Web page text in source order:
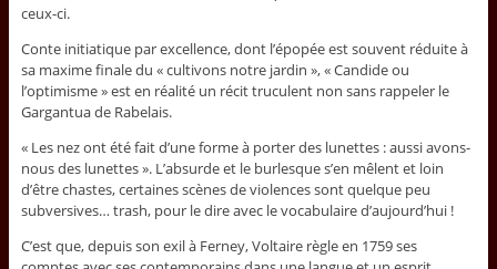
ceux-ci.
Conte initiatique par excellence, dont l’épopée est souvent réduite à
sa maxime finale du « cultivons notre jardin », « Candide ou
l’optimisme » est en réalité un récit truculent non sans rappeler le
Gargantua de Rabelais.
« Les nez ont été fait d’une forme à porter des lunettes : aussi avons-
nous des lunettes ». L’absurde et le burlesque s’en mêlent et loin
d’être chastes, certaines scènes de violences sont quelque peu
subversives… trash, pour le dire avec le vocabulaire d’aujourd’hui !
C’est que, depuis son exil à Ferney, Voltaire règle en 1759 ses